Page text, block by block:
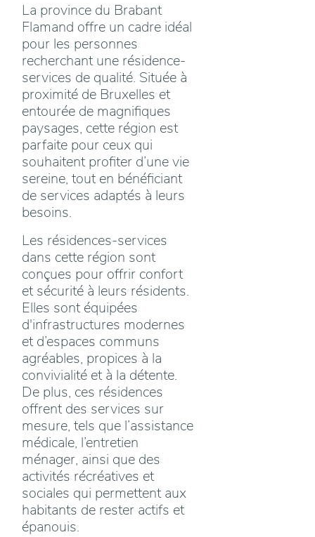
La province du Brabant
Flamand offre un cadre idéal
pour les personnes
recherchant une résidence-
services de qualité. Située à
proximité de Bruxelles et
entourée de magnifiques
paysages, cette région est
parfaite pour ceux qui
souhaitent profiter d’une vie
sereine, tout en bénéficiant
de services adaptés à leurs
besoins.
Les résidences-services
dans cette région sont
conçues pour offrir confort
et sécurité à leurs résidents.
Elles sont équipées
d'infrastructures modernes
et d’espaces communs
agréables, propices à la
convivialité et à la détente.
De plus, ces résidences
offrent des services sur
mesure, tels que l’assistance
médicale, l’entretien
ménager, ainsi que des
activités récréatives et
sociales qui permettent aux
habitants de rester actifs et
épanouis.